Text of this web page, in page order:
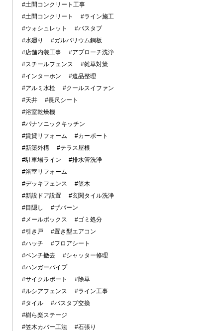
#土間コンクリート工事
#土間コンクリート
#ライン施工
#ウォシュレット
#バスタブ
#水廻り
#ガルバリウム鋼板
#店舗内装工事
#アプローチ洗浄
#スチールフェンス
#雑草対策
#インターホン
#遺品整理
#アルミ水栓
#クールスイファン
#天井
#長尺シート
#浴室乾燥機
#パナソニックキッチン
#賃貸リフォーム
#カーポート
#新築外構
#テラス屋根
#駐車場ライン
#排水管洗浄
#浴室リフォーム
#デッキフェンス
#笠木
#新設ドア設置
#玄関タイル洗浄
#目隠し
#ザバーン
#メールボックス
#ゴミ処分
#引き戸
#置き型エアコン
#ハッチ
#フロアシート
#ベンチ撤去
#シャッター修理
#ハンガーパイプ
#サイクルポート
#除草
#ルシアフェンス
#ライン工事
#タイル
#バスタブ交換
#樹ら楽ステージ
#笠木カバー工法
#石張り